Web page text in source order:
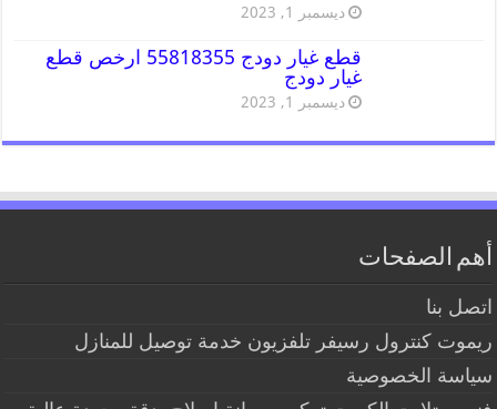
ديسمبر 1, 2023
قطع غيار دودج 55818355 ارخص قطع
غيار دودج
ديسمبر 1, 2023
أهم الصفحات
اتصل بنا
ريموت كنترول رسيفر تلفزيون خدمة توصيل للمنازل
سياسة الخصوصية